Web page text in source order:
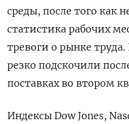
среды, после того как
статистика рабочих
тревоги о рынке
резко подскочили
поставках во втором
Индексы Dow Jones,